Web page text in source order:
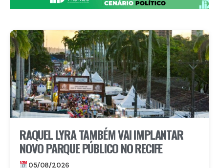
RAQUEL LYRA TAMBÉM VAI IMPLANTAR
NOVO PARQUE PÚBLICO NO RECIFE
05/08/2026